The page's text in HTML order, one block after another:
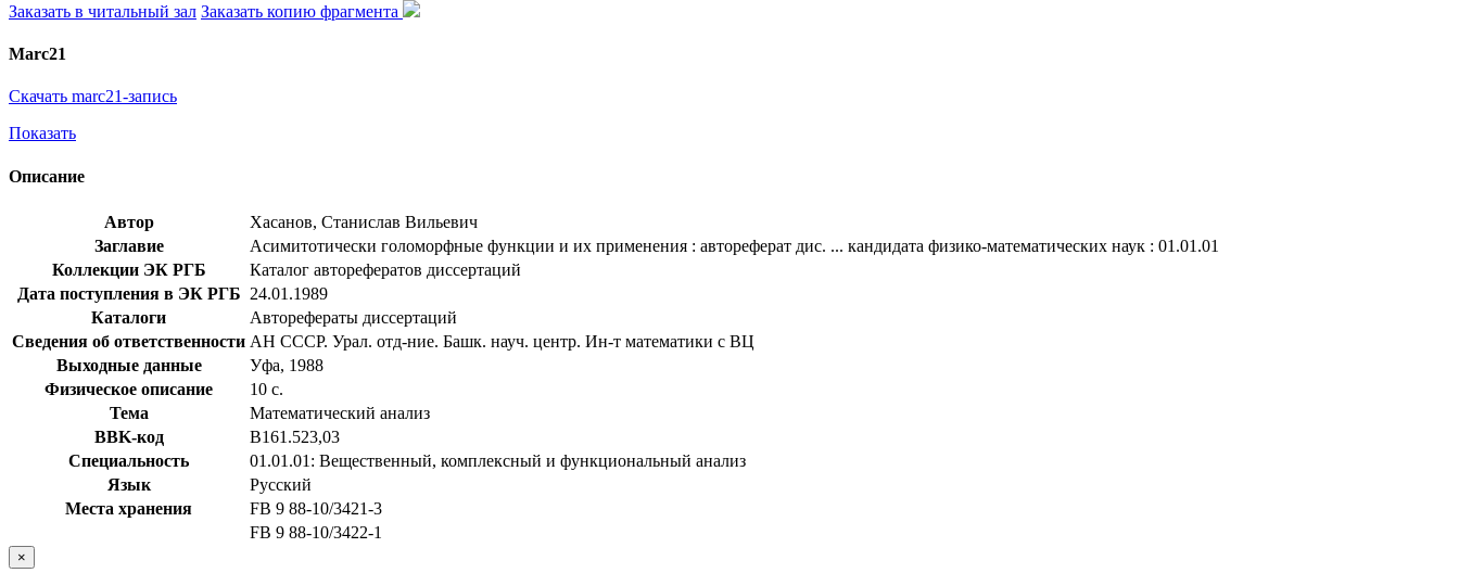
Заказать в читальный зал Заказать копию фрагмента
Marc21
Скачать marc21-запись
Показать
Описание
Автор
Хасанов, Станислав Вильевич
Заглавие
Асимитотически голоморфные функции и их применения : автореферат дис. ... кандидата физико-математических наук : 01.01.01
Коллекции ЭК РГБ
Каталог авторефератов диссертаций
Дата поступления в ЭК РГБ 24.01.1989
Каталоги
Авторефераты диссертаций
Сведения об ответственности АН СССР. Урал. отд-ние. Башк. науч. центр. Ин-т математики с ВЦ
Выходные данные
Уфа, 1988
Физическое описание
10 с.
Тема
Математический анализ
BBK-код
В161.523,03
Специальность
01.01.01: Вещественный, комплексный и функциональный анализ
Язык
Русский
Места хранения
FB 9 88-10/3421-3
FB 9 88-10/3422-1
×